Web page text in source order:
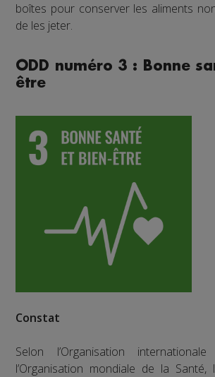
boîtes pour conserver les aliments
de les jeter.
ODD numéro 3 : Bonne
être
Constat
Selon l’Organisation
l’Organisation mondiale de la